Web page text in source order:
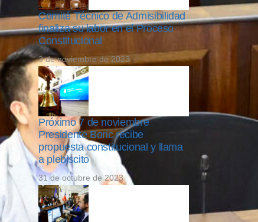
Comité Técnico de Admisibilidad
finaliza su labor en el Proceso
Constitucional
3 de noviembre de 2023
Próximo 7 de noviembre
Presidente Boric recibe
propuesta constitucional y llama
a plebiscito
31 de octubre de 2023